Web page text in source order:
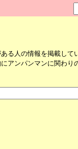
る人の情報を掲載して
アンパンマンに関わり